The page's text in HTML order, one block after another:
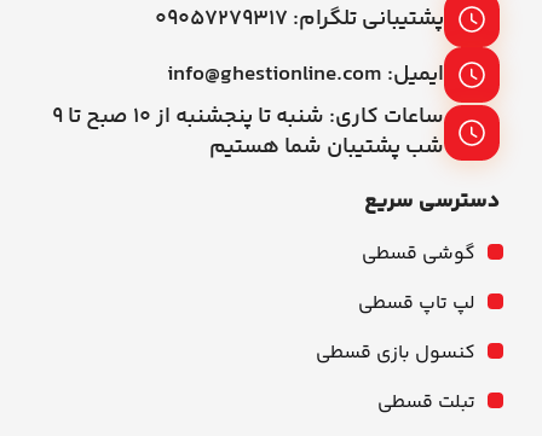
پشتیبانی تلگرام: ۰۹۰۵۷۲۷۹۳۱۷
ایمیل: info@ghestionline.com
ساعات کاری: شنبه تا پنجشنبه از ۱۰ صبح تا ۹
شب پشتیبان شما هستیم
دسترسی سریع
گوشی قسطی
لپ تاپ قسطی
کنسول بازی قسطی
تبلت قسطی